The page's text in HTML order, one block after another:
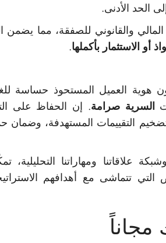
الحد الأدنى.
والقانوني للصفقة، مما يضمن
أو الاستثمار بأكملها.
هوية العميل المستحوذ حساسة
السرية صرامة. إن الحفاظ على
التقييمات المستهدفة، وضمان
علاقاتنا ومهاراتنا التحليلية،